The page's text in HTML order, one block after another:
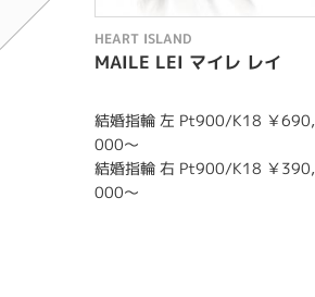
HEART ISLAND
MAILE LEI マイレ レイ
結婚指輪 左 Pt900/K18 ￥690,
000～
結婚指輪 右 Pt900/K18 ￥390,
000～